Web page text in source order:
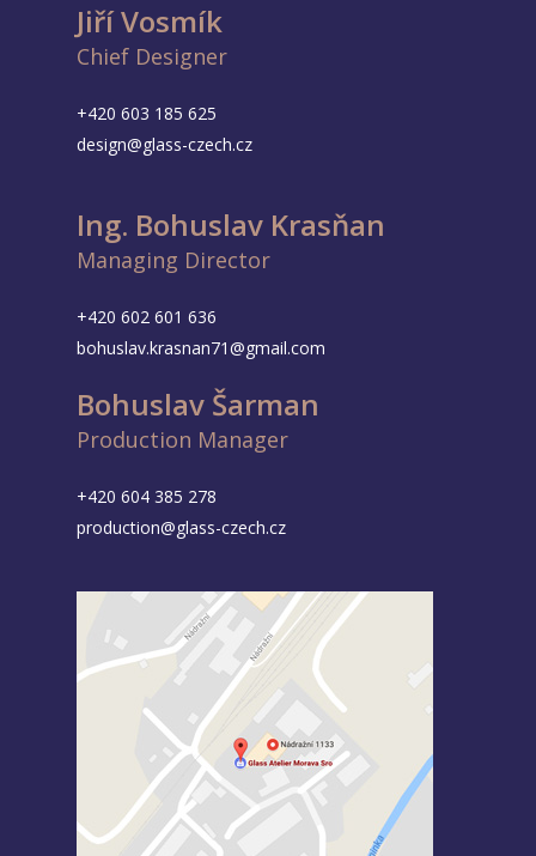
Jiří Vosmík
Chief Designer
+420 603 185 625
design@glass-czech.cz
Ing. Bohuslav Krasňan
Managing Director
+420 602 601 636
bohuslav.krasnan71@gmail.com
Bohuslav Šarman
Production Manager
+420 604 385 278
production@glass-czech.cz